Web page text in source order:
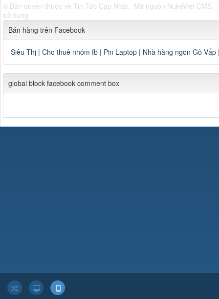
© Bản quyền thuộc về Tin Tức Cập Nhật Mã nguồn NukeViet CMS
sử dụng
Bán hàng trên Facebook
Siêu Thị | Cho thuê nhóm fb | Pin Laptop | Nhà hàng ngon Gò Vấp
global block facebook comment box